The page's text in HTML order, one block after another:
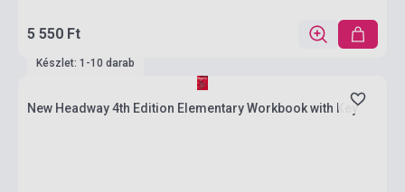
5 550 Ft
Készlet: 1-10 darab
New Headway 4th Edition Elementary Workbook with Key